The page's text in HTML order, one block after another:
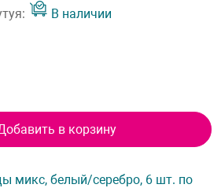
В наличии
в корзину
микс, белый/серебро, 6 шт. по